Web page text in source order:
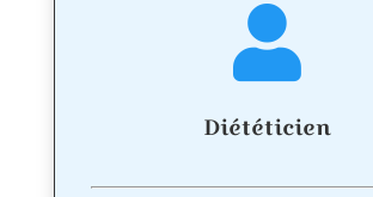
Diététicien